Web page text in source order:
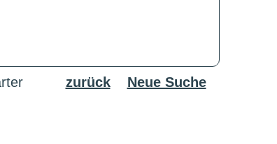
zurück Neue Suche